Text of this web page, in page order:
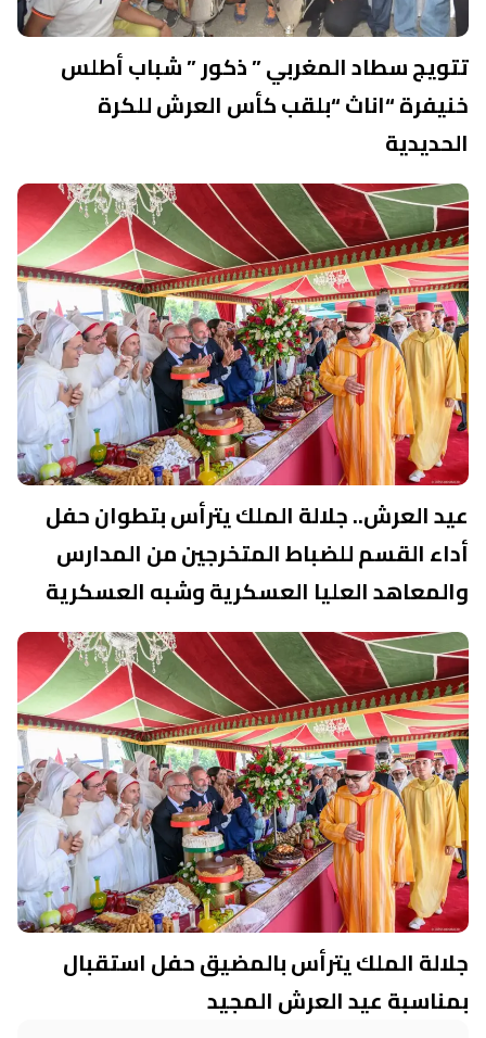
تتويج سطاد المغربي ” ذكور ” شباب أطلس
خنيفرة “اناث “بلقب كأس العرش للكرة
الحديدية
عيد العرش.. جلالة الملك يترأس بتطوان حفل
أداء القسم للضباط المتخرجين من المدارس
والمعاهد العليا العسكرية وشبه العسكرية
جلالة الملك يترأس بالمضيق حفل استقبال
بمناسبة عيد العرش المجيد